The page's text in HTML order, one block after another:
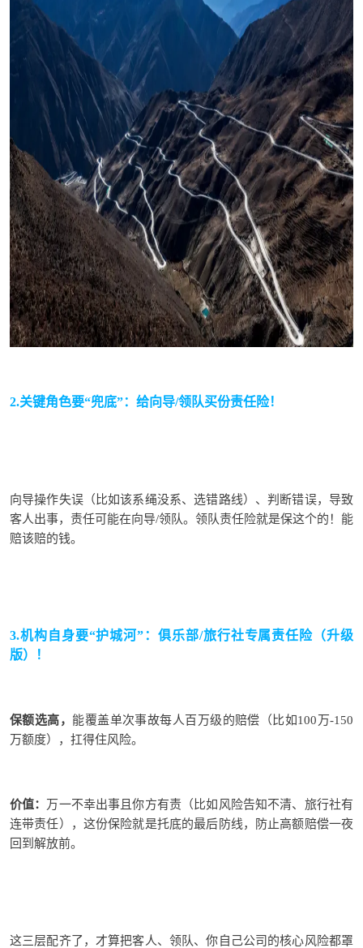
2.关键角色要“兜底”：给向导/领队买份责任险！
向导操作失误（比如该系绳没系、选错路线）、判断错误，导致
客人出事，责任可能在向导/领队。 领队责任险就是保这个的！ 能
赔该赔的钱。
3.机构自身要“护城河”：俱乐部/旅行社专属责任险（升级
版）！
保额选高， 能覆盖单次事故每人 百万级的赔偿（比如100万-1 50
万额度），扛得住风险。
价值： 万一不幸出事且你方有责（比如风险告知不清、旅行社有
连带责任），这份保险就是托底的最后防线，防止高额赔偿一夜
回到解放前。
这三层配齐了，才算把客人、 领队、你自己公司的核心风险都罩